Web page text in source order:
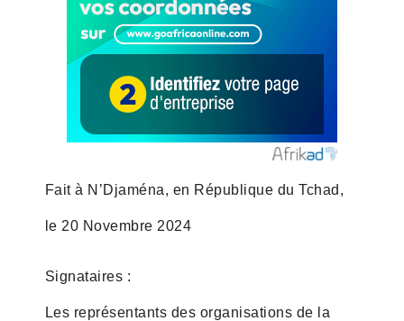
Fait à N’Djaména, en République du Tchad,
le 20 Novembre 2024
Signataires :
Les représentants des organisations de la